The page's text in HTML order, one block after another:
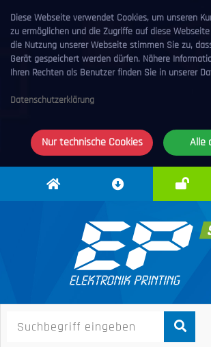
Diese Webseite verwendet Cookies, um unseren
zu ermöglichen und die Zugriffe auf diese
die Nutzung unserer Webseite stimmen Sie zu,
Gerät gespeichert werden dürfen. Nähere
Ihren Rechten als Benutzer finden Sie in unserer
Datenschutzerklärung
Nur technische Cookies Alle
Elektronik
Downloadcenter